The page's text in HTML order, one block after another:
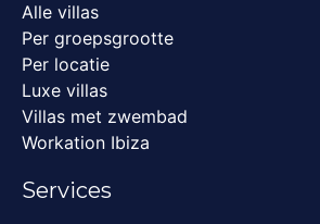
Alle villas
Per groepsgrootte
Per locatie
Luxe villas
Villas met zwembad
Workation Ibiza
Services